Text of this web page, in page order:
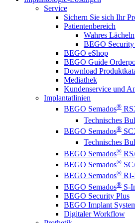
Service
Sichern Sie sich Ihr
Patientenbereich
Wahres Lächeln
BEGO Security
BEGO eShop
BEGO Guide
Download
Mediathek
Kundenservice und
Implantatlinien
BEGO Semados®
Technisches
BEGO Semados®
Technisches
BEGO Semados®
BEGO Semados®
BEGO Semados® RI-
BEGO Semados® S-
BEGO Security Plus
BEGO Implant
Digitaler Workflow